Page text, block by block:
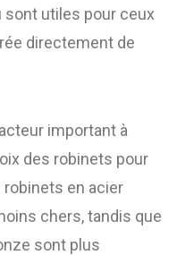
sont utiles pour ceux
directement de
important à
des robinets pour
en acier
chers, tandis que
sont plus